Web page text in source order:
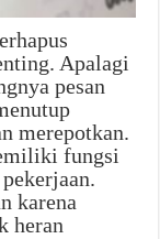
Apalagi
pesan
merepotkan.
fungsi
karena
heran